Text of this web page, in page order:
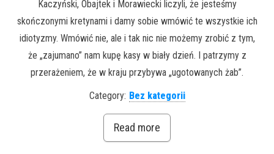
Kaczyński, Obajtek i Morawiecki liczyli, że jesteśmy
skończonymi kretynami i damy sobie wmówić te wszystkie ich
idiotyzmy. Wmówić nie, ale i tak nic nie możemy zrobić z tym,
że „zajumano” nam kupę kasy w biały dzień. I patrzymy z
przerażeniem, że w kraju przybywa „ugotowanych żab”.
Category: Bez kategorii
Read more